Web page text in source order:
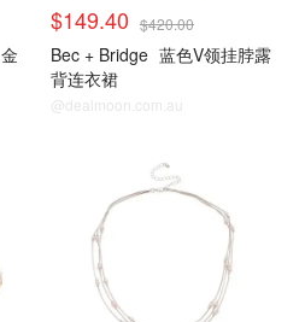
$149.40 $420.00
Bec + Bridge 蓝色V领挂脖露
背连衣裙
@dealmoon.com.au